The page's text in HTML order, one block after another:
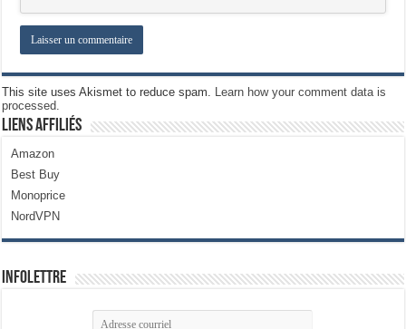
This site uses Akismet to reduce spam. Learn how your comment data is
processed.
Liens Affiliés
Amazon
Best Buy
Monoprice
NordVPN
Infolettre